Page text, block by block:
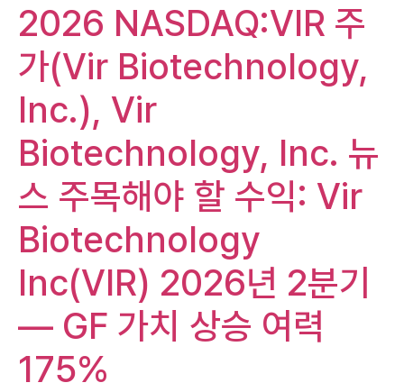
2026 NASDAQ:VIR 주
가(Vir Biotechnology,
Inc.), Vir
Biotechnology, Inc. 뉴
스 주목해야 할 수익: Vir
Biotechnology
Inc(VIR) 2026년 2분기
— GF 가치 상승 여력
175%